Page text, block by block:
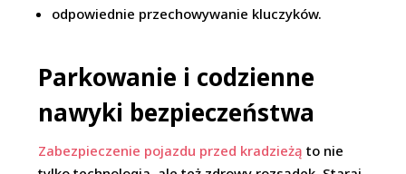
odpowiednie przechowywanie kluczyków.
Parkowanie i codzienne
nawyki bezpieczeństwa
Zabezpieczenie pojazdu przed kradzieżą to nie